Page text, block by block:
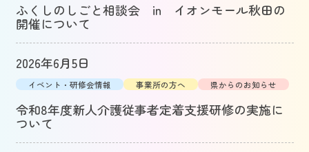
ふくしのしごと相談会 in イオンモール秋田の
開催について
2026年6月5日
イベント・研修会情報 事業所の方へ 県からのお知らせ
令和8年度新人介護従事者定着支援研修の実施に
ついて